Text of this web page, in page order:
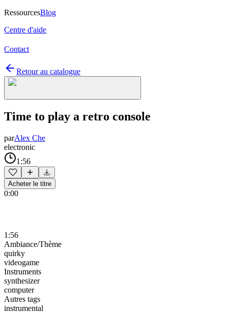
RessourcesBlog
Centre d'aide
Contact
Retour au catalogue
Time to play a retro console
parAlex Che
electronic
1:56
Acheter le titre
0:00
1:56
Ambiance/Thème
quirky
videogame
Instruments
synthesizer
computer
Autres tags
instrumental